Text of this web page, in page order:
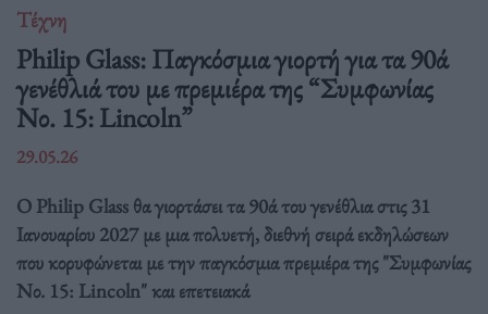
Τέχνη
Philip Glass: Παγκόσμια γιορτή για τα 90ά
γενέθλιά του με πρεμιέρα της “Συμφωνίας
Νο. 15: Lincoln”
29.05.26
Ο Philip Glass θα γιορτάσει τα 90ά του γενέθλια στις 31
Ιανουαρίου 2027 με μια πολυετή, διεθνή σειρά εκδηλώσεων
που κορυφώνεται με την παγκόσμια πρεμιέρα της "Συμφωνίας
Νο. 15: Lincoln" και επετειακά